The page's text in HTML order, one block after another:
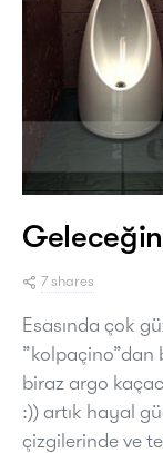
7 shares
Esasında çok
”kolpaçino”dan
biraz argo
:)) artık hayal
çizgilerinde ve